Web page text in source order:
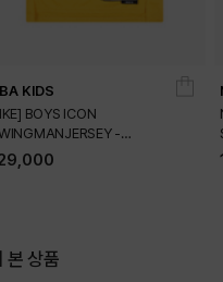
KIDS
BOYS ICON
-
본 상품